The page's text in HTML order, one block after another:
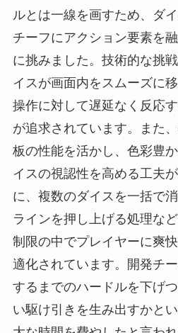
ルとは一線を画すため、ダ
チーフにアクション要素を
に挑みました。技術的な挑
イスが画面内をスムーズに
操作に対して遅延なく反応
が追求されています。また
板の性能を活かし、色彩豊
イスの視認性を高める工夫
に、複数のダイスを一括で
ラインを押し上げる処理な
制限の中でプレイヤーに爽
適化されています。開発チ
するまでのハードルを下げ
い駆け引きを生み出すかと